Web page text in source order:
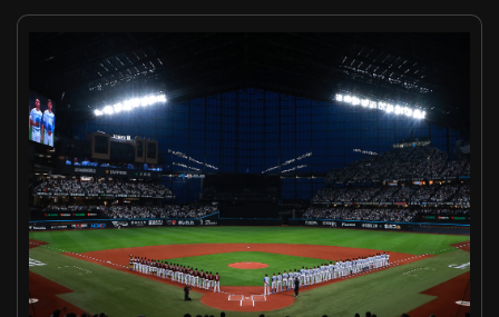
ファーム東地区
ファーム中地区
ファーム西地区
交流戦
選手名鑑トップ
北海道日本ハムファイターズ
東北楽天ゴールデンイーグルス
埼玉西武ライオンズ
千葉ロッテマリーンズ
オリックス・バファローズ
福岡ソフトバンクホークス
ニュース
設定
パーソル パ・リーグ公式戦 北海道日本ハム VS 千葉ロッテ